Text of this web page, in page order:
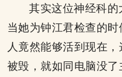
其实这位神经科
当她为钟江君检查的
人竟然能够活到现在
被毁，就如同电脑没